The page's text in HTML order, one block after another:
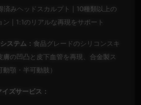
みヘッドスカルプト | 10種類以上の
| 1:1のリアルな再現をサポート
ステム： 食品グレードのシリコンスキ
膚の凹凸と皮下血管を再現、合金製ス
顎・半可動肢）
ズサービス：